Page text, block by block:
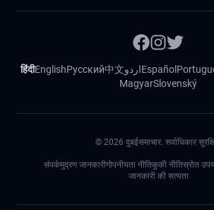
हिंदीEnglishРусский中文اردوEspañol
MagyarSlovenský
© 2026 दुबईसमाचार. सर्वाधिकार
संपर्कमुद्रण जानकारीगोपनीयता नीतिकुकी नीतिस्रोत
जानकारी की सत्यता